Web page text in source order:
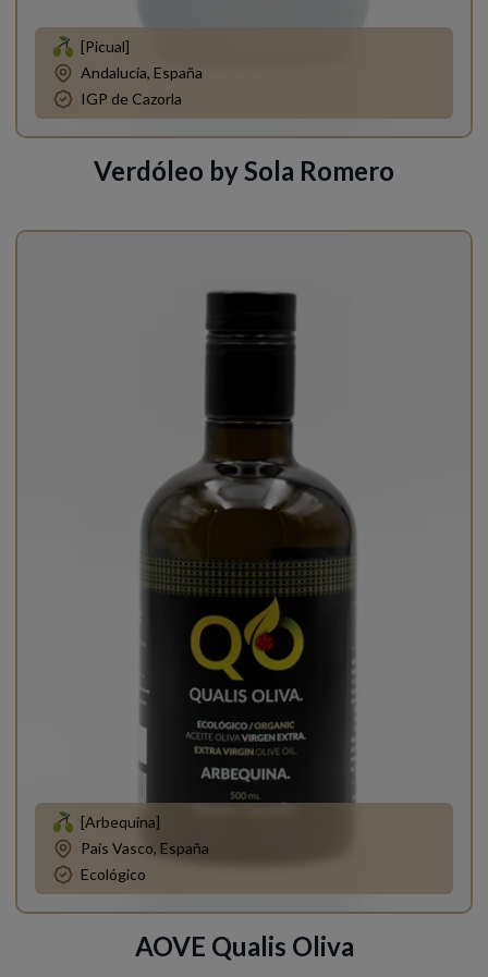
[Picual]
Andalucía, España
IGP de Cazorla
Verdóleo by Sola Romero
[Arbequina]
País Vasco, España
Ecológico
AOVE Qualis Oliva